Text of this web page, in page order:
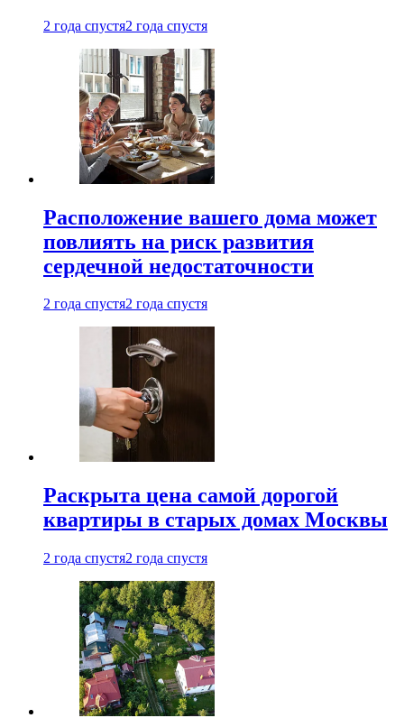
2 года спустя2 года спустя
Расположение вашего дома может
повлиять на риск развития
сердечной недостаточности
2 года спустя2 года спустя
Раскрыта цена самой дорогой
квартиры в старых домах Москвы
2 года спустя2 года спустя